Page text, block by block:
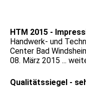
HTM 2015 -
Handwerk- und
Center Bad
08. März 2015 ...
Qualitätssiegel -